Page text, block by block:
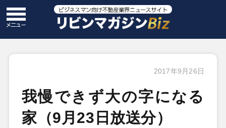
2017年9月26日
我慢できず大の字になる
家（9月23日放送分）